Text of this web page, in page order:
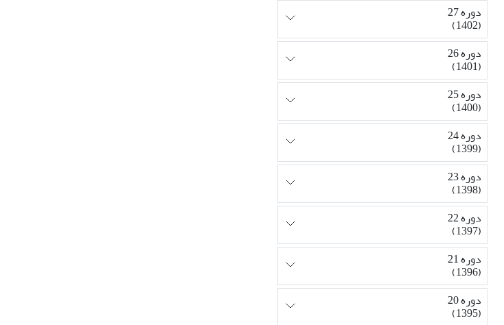
دوره 27
(1402)
دوره 26
(1401)
دوره 25
(1400)
دوره 24
(1399)
دوره 23
(1398)
دوره 22
(1397)
دوره 21
(1396)
دوره 20
(1395)